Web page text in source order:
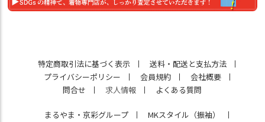
特定商取引法に基づく表示
送料・配送と支払方法
プライバシーポリシー
会員規約
会社概要
問合せ
求人情報 よくある質問
まるやま・京彩グループ MKスタイル（振袖）